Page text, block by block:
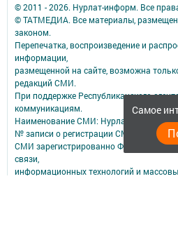
Самое
© 2011 - 2026. Нурлат-⁠информ. Все
© ТАТМЕДИА. Все материалы,
законом.
Перепечатка, воспроизведение и
информации,
размещенной на сайте, возможна
редакций СМИ.
При поддержке Республиканского
коммуникациям.
Наименование СМИ: Нурлат-⁠информ
№ записи о регистрации СМИ, дата: ЭЛ
СМИ зарегистрированно Федеральной
связи,
информационных технологий и